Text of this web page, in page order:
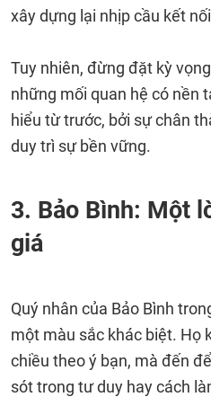
xây dựng lại nhịp cầu kết
Tuy nhiên, đừng đặt kỳ
những mối quan hệ có nền
hiểu từ trước, bởi sự chân
duy trì sự bền vững.
3. Bảo Bình: Một
giá
Quý nhân của Bảo Bình
một màu sắc khác biệt. Họ
chiều theo ý bạn, mà đến
sót trong tư duy hay cách